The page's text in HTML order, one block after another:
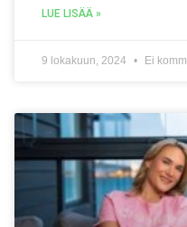
LUE LISÄÄ »
9 lokakuun, 2024 Ei